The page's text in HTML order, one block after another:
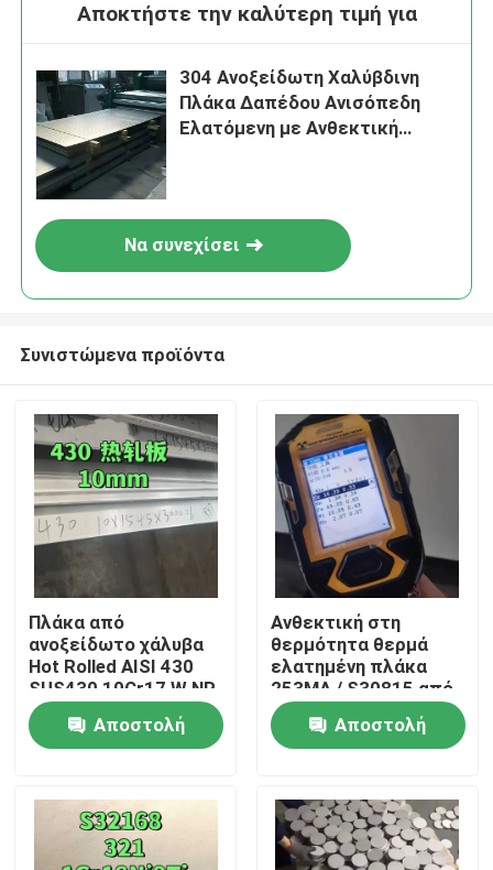
Σπίτι
Βίντεο
Αποκτήστε την καλύτερη τιμή για
304 Ανοξείδωτη Χαλύβδινη
Πλάκα Δαπέδου Ανισόπεδη
Ελατόμενη με Ανθεκτική
Να συνεχίσει
Συνιστώμενα προϊόντα
Πλάκα από
ανοξείδωτο χάλυβα
Hot Rolled AISI 430
SUS430 10Cr17 W.NR
1.4016 Επιφάνεια
NO.1 10*1500*6000
Αποστολή
Ανθεκτική στη
θερμότητα θερμά
ελατημένη πλάκα
253MA / S30815 από
ανοξείδωτο χάλυβα
με επιφάνεια
αλάτισης
Αποστολή